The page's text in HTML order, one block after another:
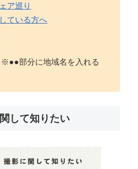
ア巡り
ている方へ
部分に地域名を入れる
して知りたい